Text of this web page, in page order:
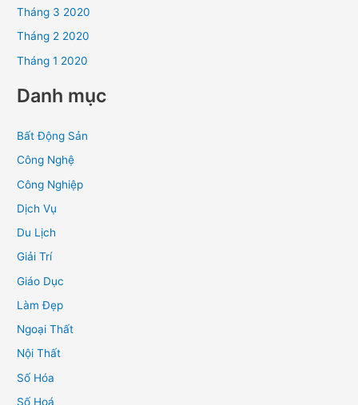
Tháng 3 2020
Tháng 2 2020
Tháng 1 2020
Danh mục
Bất Động Sản
Công Nghệ
Công Nghiệp
Dịch Vụ
Du Lịch
Giải Trí
Giáo Dục
Làm Đẹp
Ngoại Thất
Nội Thất
Số Hóa
Số Hoá